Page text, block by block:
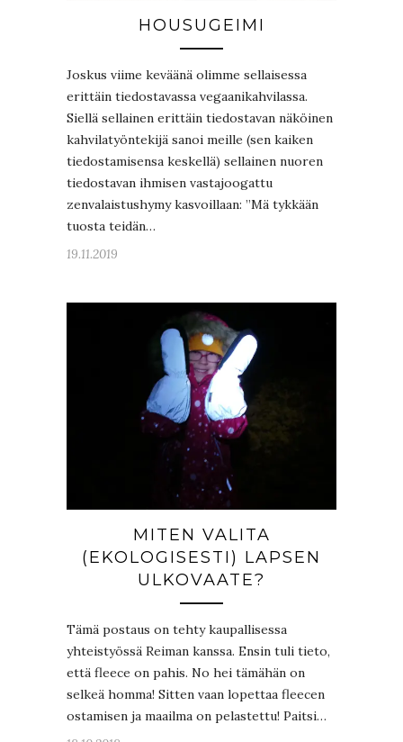
HOUSUGEIMI
Joskus viime keväänä olimme sellaisessa
erittäin tiedostavassa vegaanikahvilassa.
Siellä sellainen erittäin tiedostavan näköinen
kahvilatyöntekijä sanoi meille (sen kaiken
tiedostamisensa keskellä) sellainen nuoren
tiedostavan ihmisen vastajoogattu
zenvalaistushymy kasvoillaan: ”Mä tykkään
tuosta teidän…
19.11.2019
MITEN VALITA
(EKOLOGISESTI) LAPSEN
ULKOVAATE?
Tämä postaus on tehty kaupallisessa
yhteistyössä Reiman kanssa. Ensin tuli tieto,
että fleece on pahis. No hei tämähän on
selkeä homma! Sitten vaan lopettaa fleecen
ostamisen ja maailma on pelastettu! Paitsi…